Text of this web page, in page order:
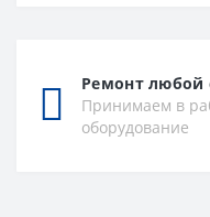
Ремонт любой
Принимаем в
оборудование